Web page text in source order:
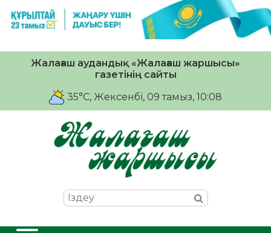
Жалағаш аудандық «Жалағаш жаршысы»
газетінің сайты
35°C, Жексенбі, 09 тамыз, 10:08